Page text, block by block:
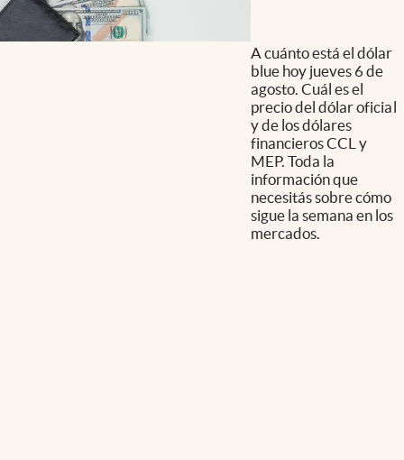
A cuánto está el dólar
blue hoy jueves 6 de
agosto. Cuál es el
precio del dólar oficial
y de los dólares
financieros CCL y
MEP. Toda la
información que
necesitás sobre cómo
sigue la semana en los
mercados.